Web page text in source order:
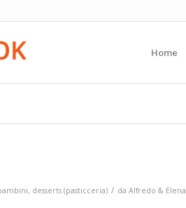
Home
, desserts (pasticceria) / da Alfredo & Elena